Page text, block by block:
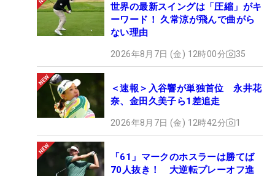
世界の最新スイングは「圧縮」がキ
ーワード！ 久常涼が飛んで曲がら
ない理由
2026年8月7日 (金) 12時00分 35
＜速報＞入谷響が単独首位 永井花
奈、金田久美子ら1差追走
2026年8月7日 (金) 12時42分 1
「61」マークのホスラーは勝てば
70人抜き！ 大逆転プレーオフ進